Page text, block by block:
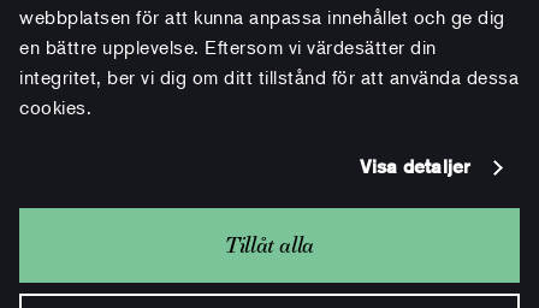
webbplatsen för att kunna anpassa innehållet och ge dig
en bättre upplevelse. Eftersom vi värdesätter din
integritet, ber vi dig om ditt tillstånd för att använda dessa
cookies.
Visa detaljer
Tillåt alla